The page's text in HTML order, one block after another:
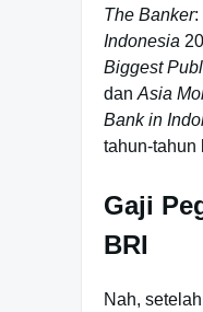
The Banker:
Indonesia
Biggest
dan Asia
Bank in
tahun-tahun
Gaji
BRI
Nah,